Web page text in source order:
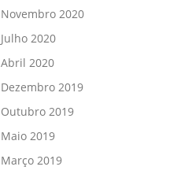
Novembro 2020
Julho 2020
Abril 2020
Dezembro 2019
Outubro 2019
Maio 2019
Março 2019